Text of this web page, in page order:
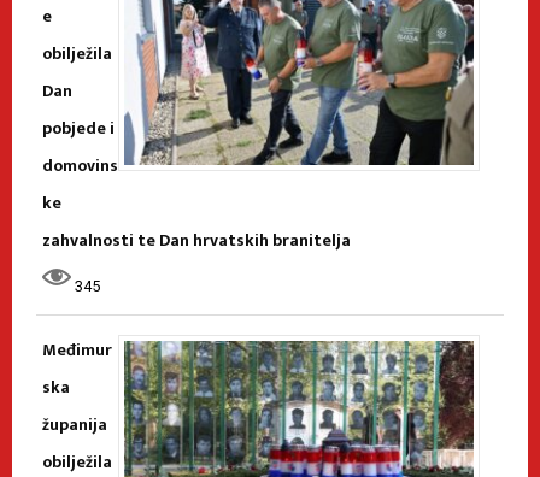
e
obilježila
Dan
pobjede i
domovins
ke
zahvalnosti te Dan hrvatskih branitelja
345
Međimur
ska
županija
obilježila